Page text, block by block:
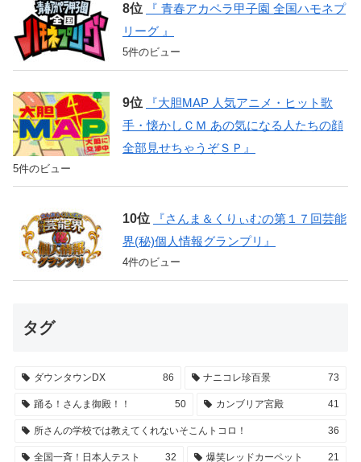
『 青春アカペラ甲子園 全国ハモネプ
リーグ 』
5件のビュー
『大胆MAP 人気アニメ・ヒット歌
手・懐かしＣＭ あの気になる人たちの顔
全部見せちゃうぞＳＰ』
5件のビュー
『さんま＆くりぃむの第１７回芸能
界(秘)個人情報グランプリ』
4件のビュー
タグ
ダウンタウンDX 86 ナニコレ珍百景 73
踊る！さんま御殿！！ 50 カンブリア宮殿 41
所さんの学校では教えてくれないそこんトコロ！ 36
全国一斉！日本人テスト 32 爆笑レッドカーペット 21